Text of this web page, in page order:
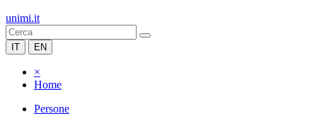
unimi.it
IT EN
×
Home
Persone